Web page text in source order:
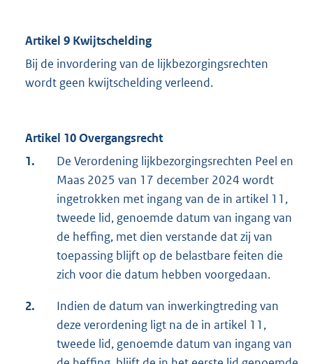
Artikel 9 Kwijtschelding
Bij de invordering van de lijkbezorgingsrechten
wordt geen kwijtschelding verleend.
Artikel 10 Overgangsrecht
1.
De Verordening lijkbezorgingsrechten Peel en
Maas 2025 van 17 december 2024 wordt
ingetrokken met ingang van de in artikel 11,
tweede lid, genoemde datum van ingang van
de heffing, met dien verstande dat zij van
toepassing blijft op de belastbare feiten die
zich voor die datum hebben voorgedaan.
2.
Indien de datum van inwerkingtreding van
deze verordening ligt na de in artikel 11,
tweede lid, genoemde datum van ingang van